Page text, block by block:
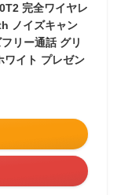
完全ワイヤレ
ノイズキャン
リー通話 グリ
ワイト プレゼン